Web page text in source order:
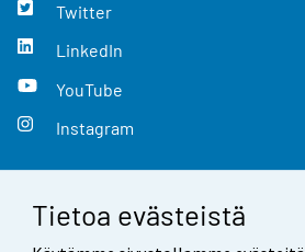
Tietoa evästeistä
Twitter
LinkedIn
YouTube
Instagram
Yhteystiedot